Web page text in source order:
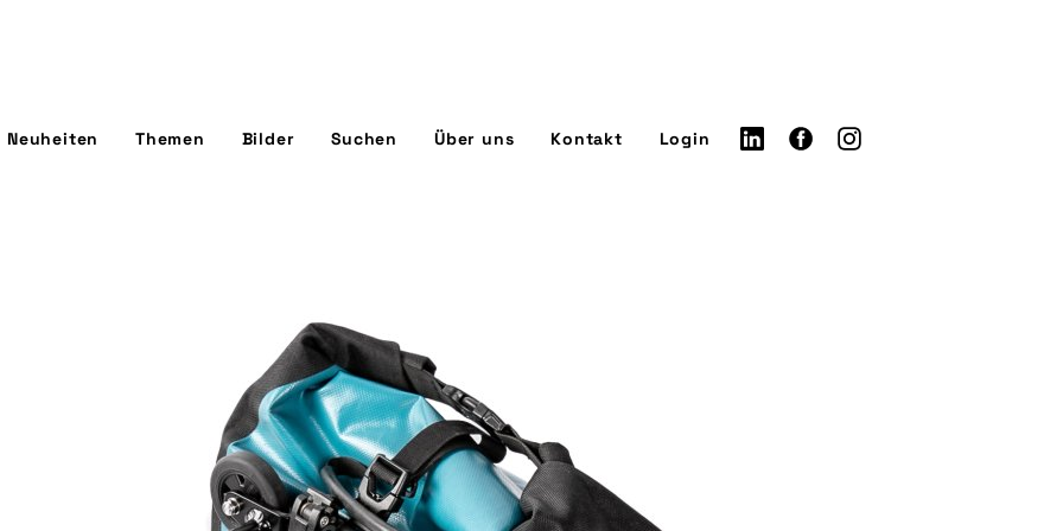
Neuheiten Themen Bilder Suchen Über uns Kontakt Login